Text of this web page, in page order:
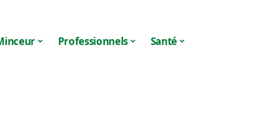
Professionnels Santé